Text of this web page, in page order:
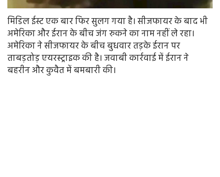
मिडिल ईस्ट एक बार फिर सुलग गया है। सीजफायर के बाद भी
अमेरिका और ईरान के बीच जंग रुकने का नाम नहीं ले रहा।
अमेरिका ने सीजफायर के बीच बुधवार तड़के ईरान पर
ताबड़तोड़ एयरस्ट्राइक की है। जवाबी कार्रवाई में ईरान ने
बहरीन और कुवैत में बमबारी की।